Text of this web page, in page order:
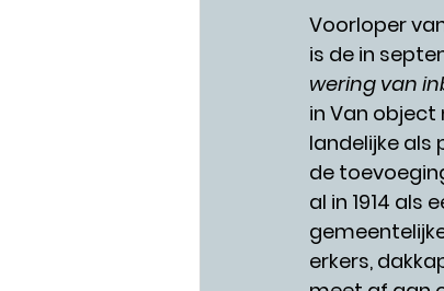
Voorloper
is de in
wering van
in Van
landelijke als
de
al in 1914
erkers,